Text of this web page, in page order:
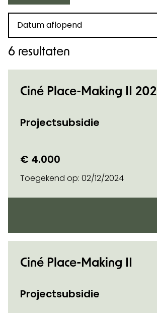
Sorteren op datum
6 resultaten
Ciné Place-Making II
Projectsubsidie
€ 4.000
Toegekend op: 02/12/2024
Ciné Place-Making II
Projectsubsidie